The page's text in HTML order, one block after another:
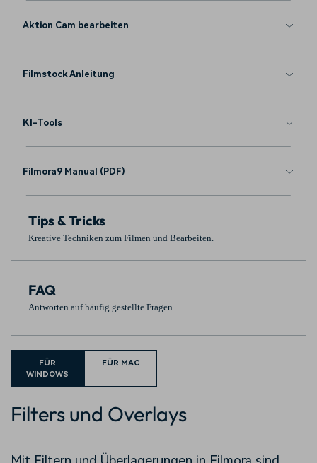
Aktion Cam bearbeiten
Filmstock Anleitung
KI-Tools
Filmora9 Manual (PDF)
Tips & Tricks
Kreative Techniken zum Filmen und Bearbeiten.
FAQ
Antworten auf häufig gestellte Fragen.
FÜR
WINDOWS
FÜR MAC
Filters und Overlays